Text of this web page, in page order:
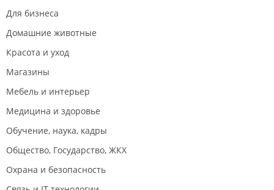
Для бизнеса
Домашние животные
Красота и уход
Магазины
Мебель и интерьер
Медицина и здоровье
Обучение, наука, кадры
Общество, Государство, ЖКХ
Охрана и безопасность